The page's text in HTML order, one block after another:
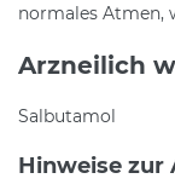
normales Atmen,
Arzneilich
Salbutamol
Hinweise zur